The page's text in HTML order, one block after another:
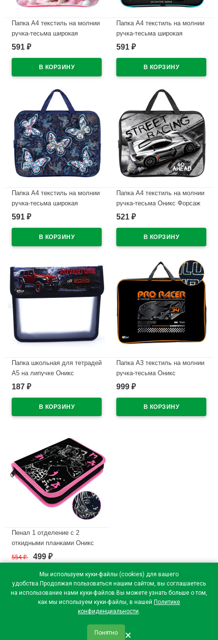
Мы используем куки-файлы (cookies) для вашего
удобства.Продолжая пользоваться нашим сайтом, вы соглашаетесь
на использование нами куки-файлов.Вы можете узнать больше о том,
как мы используем куки-файлы, в нашей Политике
конфиденциальности.
Понятно ×
Папка А4 текстиль на молнии
ручка-тесьма широкая
боковинка Оникс Забавный
591 ₽
Папка А4 текстиль на молнии
ручка-тесьма широкая
боковинка Оникс Мотобайк
591 ₽
Папка А4 текстиль на молнии
ручка-тесьма широкая
боковинка Оникс Полёт
591 ₽
Папка А4 текстиль на молнии
ручка-тесьма Оникс Форсаж
арт.ПМД2-20
521 ₽
Папка школьная для тетрадей
А5 на липучке Оникс
Внедорожник красный
187 ₽
Папка А3 текстиль на молнии
ручка-тесьма Оникс
Профессиональный гонщик
арт.ПМД 3-22-4
999 ₽
Пенал 1 отделение с 2
откидными планками Оникс
ПКТ 09-22-19 Аниме МАКСИ
3D лак 200х140х40мм
В наличии
554₽ 499 ₽